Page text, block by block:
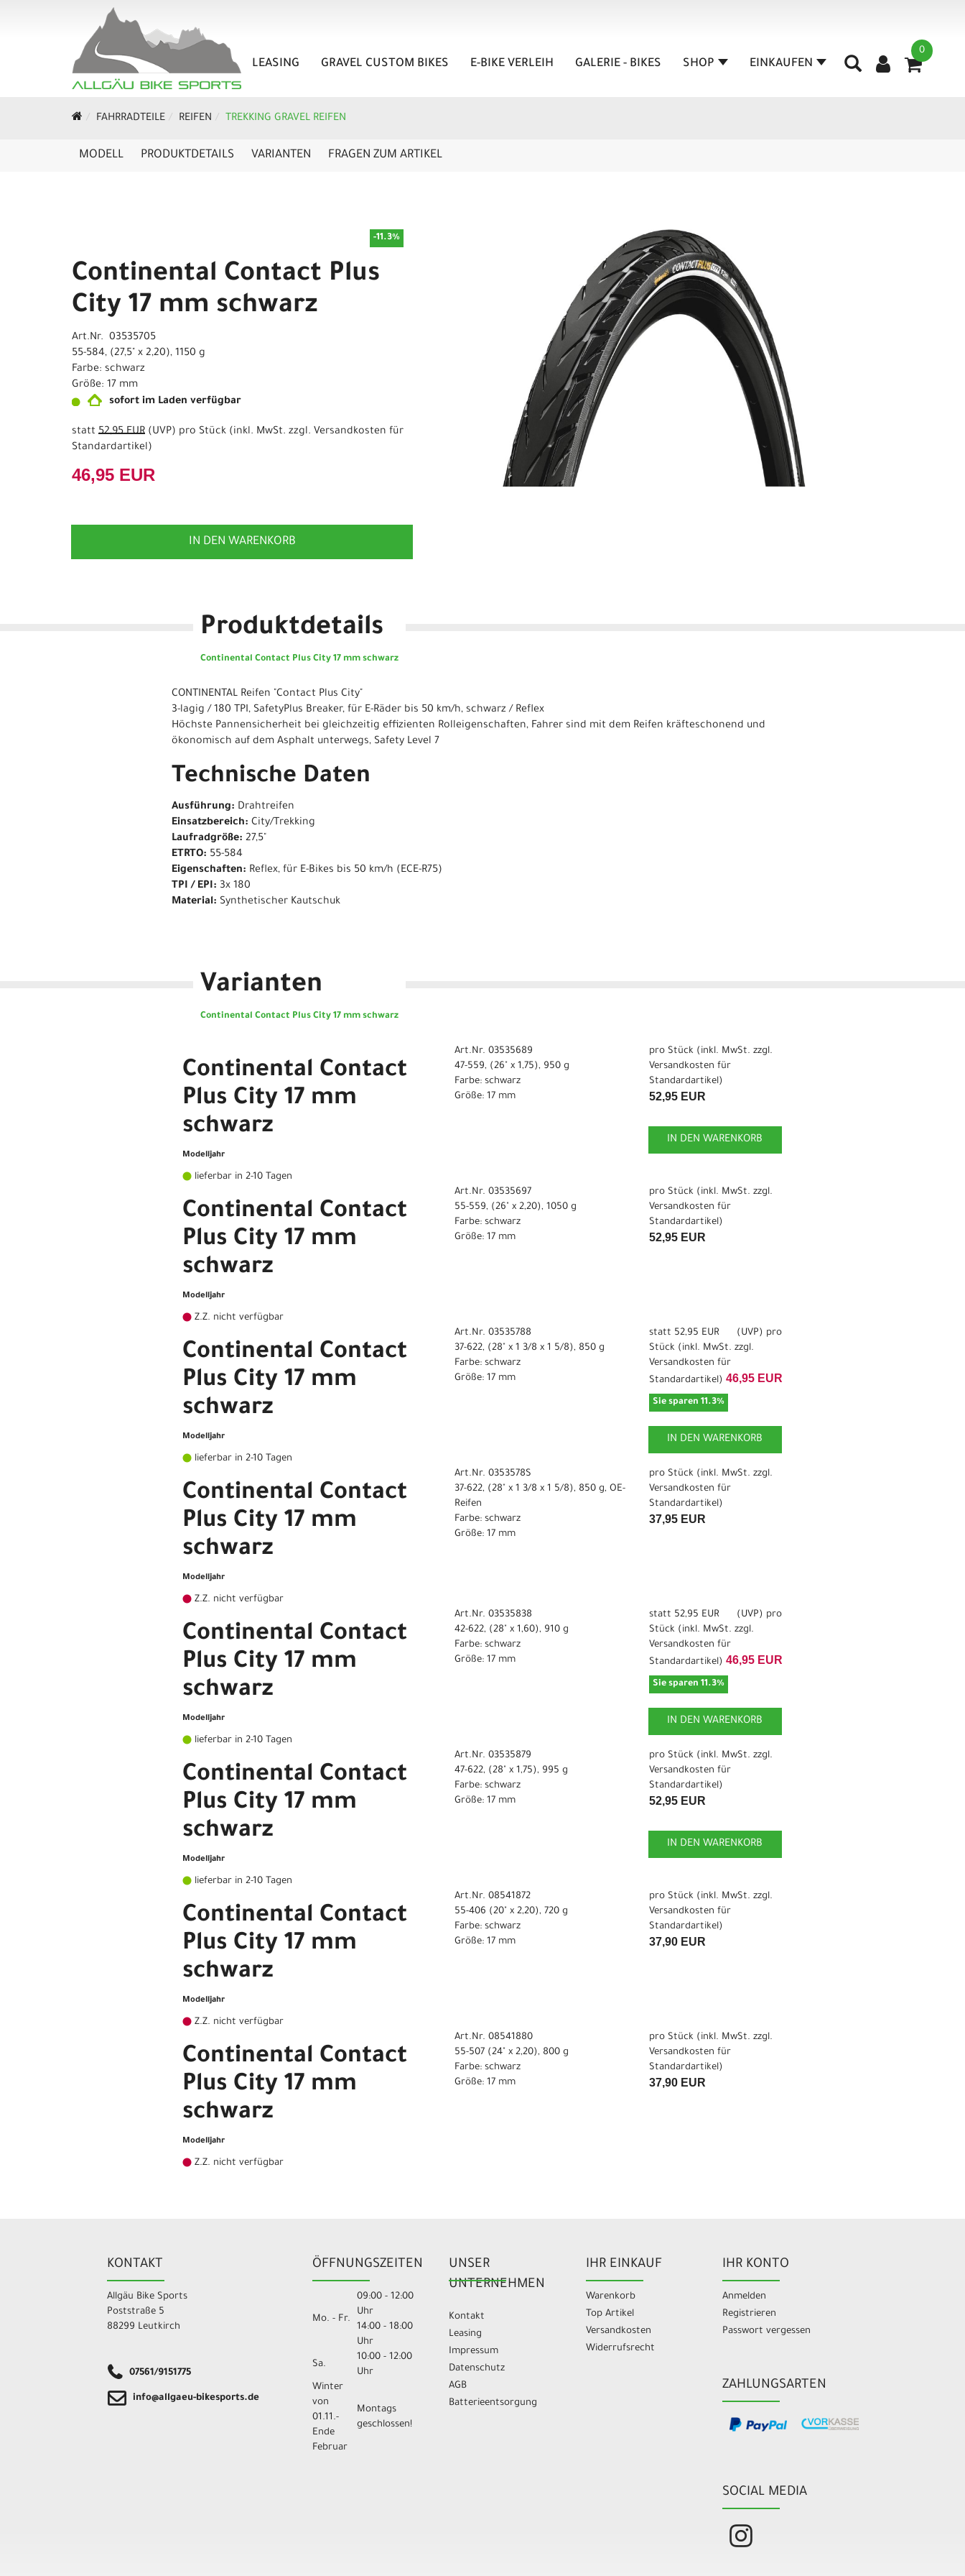
0
LEASING GRAVEL CUSTOM BIKES E-BIKE VERLEIH GALERIE - BIKES SHOP EINKAUFEN
FAHRRADTEILE REIFEN TREKKING GRAVEL REIFEN
MODELL PRODUKTDETAILS VARIANTEN FRAGEN ZUM ARTIKEL
-11.3%
Continental Contact Plus
City 17 mm schwarz
Art.Nr. 03535705
55-584, (27,5" x 2,20), 1150 g
Farbe: schwarz
Größe: 17 mm
sofort im Laden verfügbar
statt 52,95 EUR (UVP) pro Stück (inkl. MwSt. zzgl. Versandkosten für
Standardartikel)
46,95 EUR
IN DEN WARENKORB
Produktdetails
Continental Contact Plus City 17 mm schwarz
CONTINENTAL Reifen "Contact Plus City"
3-lagig / 180 TPI, SafetyPlus Breaker, für E-Räder bis 50 km/h, schwarz / Reflex
Höchste Pannensicherheit bei gleichzeitig effizienten Rolleigenschaften, Fahrer sind mit dem Reifen kräfteschonend und
ökonomisch auf dem Asphalt unterwegs, Safety Level 7
Technische Daten
Ausführung: Drahtreifen
Einsatzbereich: City/Trekking
Laufradgröße: 27,5"
ETRTO: 55-584
Eigenschaften: Reflex, für E-Bikes bis 50 km/h (ECE-R75)
TPI / EPI: 3x 180
Material: Synthetischer Kautschuk
Varianten
Continental Contact Plus City 17 mm schwarz
Continental Contact
Plus City 17 mm
schwarz
Modelljahr
lieferbar in 2-10 Tagen
Art.Nr. 03535689
47-559, (26" x 1,75), 950 g
Farbe: schwarz
Größe: 17 mm
pro Stück (inkl. MwSt. zzgl.
Versandkosten für
Standardartikel)
52,95 EUR
IN DEN WARENKORB
Continental Contact
Plus City 17 mm
schwarz
Modelljahr
Z.Z. nicht verfügbar
Art.Nr. 03535697
55-559, (26" x 2,20), 1050 g
Farbe: schwarz
Größe: 17 mm
pro Stück (inkl. MwSt. zzgl.
Versandkosten für
Standardartikel)
52,95 EUR
Continental Contact
Plus City 17 mm
schwarz
Modelljahr
lieferbar in 2-10 Tagen
Art.Nr. 03535788
37-622, (28" x 1 3/8 x 1 5/8), 850 g
Farbe: schwarz
Größe: 17 mm
statt 52,95 EUR ( UVP) pro
Stück (inkl. MwSt. zzgl.
Versandkosten für
Standardartikel) 46,95 EUR
Sie sparen 11.3%
IN DEN WARENKORB
Continental Contact
Plus City 17 mm
schwarz
Modelljahr
Z.Z. nicht verfügbar
Art.Nr. 0353578S
37-622, (28" x 1 3/8 x 1 5/8), 850 g, OE-
Reifen
Farbe: schwarz
Größe: 17 mm
pro Stück (inkl. MwSt. zzgl.
Versandkosten für
Standardartikel)
37,95 EUR
Continental Contact
Plus City 17 mm
schwarz
Modelljahr
lieferbar in 2-10 Tagen
Art.Nr. 03535838
42-622, (28" x 1,60), 910 g
Farbe: schwarz
Größe: 17 mm
statt 52,95 EUR ( UVP) pro
Stück (inkl. MwSt. zzgl.
Versandkosten für
Standardartikel) 46,95 EUR
Sie sparen 11.3%
IN DEN WARENKORB
Continental Contact
Plus City 17 mm
schwarz
Modelljahr
lieferbar in 2-10 Tagen
Art.Nr. 03535879
47-622, (28" x 1,75), 995 g
Farbe: schwarz
Größe: 17 mm
pro Stück (inkl. MwSt. zzgl.
Versandkosten für
Standardartikel)
52,95 EUR
IN DEN WARENKORB
Continental Contact
Plus City 17 mm
schwarz
Modelljahr
Z.Z. nicht verfügbar
Art.Nr. 08541872
55-406 (20" x 2,20), 720 g
Farbe: schwarz
Größe: 17 mm
pro Stück (inkl. MwSt. zzgl.
Versandkosten für
Standardartikel)
37,90 EUR
Continental Contact
Plus City 17 mm
schwarz
Modelljahr
Z.Z. nicht verfügbar
Art.Nr. 08541880
55-507 (24" x 2,20), 800 g
Farbe: schwarz
Größe: 17 mm
pro Stück (inkl. MwSt. zzgl.
Versandkosten für
Standardartikel)
37,90 EUR
KONTAKT
Allgäu Bike Sports
Poststraße 5
88299 Leutkirch
07561/9151775
info@allgaeu-bikesports.de
ÖFFNUNGSZEITEN
Mo. - Fr.
09:00 - 12:00
Uhr
14:00 - 18:00
Uhr
Sa.
10:00 - 12:00
Uhr
Winter
von
01.11.-
Ende
Februar
Montags
geschlossen!
UNSER
UNTERNEHMEN
Kontakt
Leasing
Impressum
Datenschutz
AGB
Batterieentsorgung
IHR EINKAUF
Warenkorb
Top Artikel
Versandkosten
Widerrufsrecht
IHR KONTO
Anmelden
Registrieren
Passwort vergessen
ZAHLUNGSARTEN
SOCIAL MEDIA